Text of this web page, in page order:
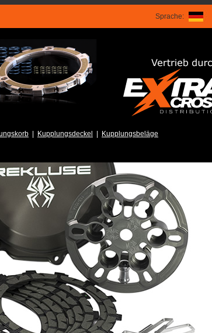
Sprache:
Kupplungsdeckel
Kupplungsbeläge